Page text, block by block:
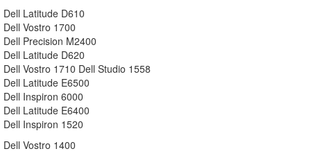
Dell Latitude D610
Dell Vostro 1700
Dell Precision M2400
Dell Latitude D620
Dell Vostro 1710 Dell Studio 1558
Dell Latitude E6500
Dell Inspiron 6000
Dell Latitude E6400
Dell Inspiron 1520
Dell Vostro 1400